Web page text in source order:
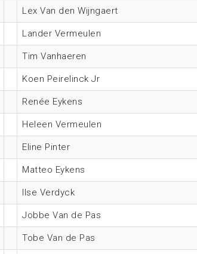
Lex Van den Wijngaert
Lander Vermeulen
Tim Vanhaeren
Koen Peirelinck Jr
Renée Eykens
Heleen Vermeulen
Eline Pinter
Matteo Eykens
Ilse Verdyck
Jobbe Van de Pas
Tobe Van de Pas